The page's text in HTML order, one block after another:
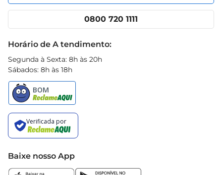
Cencosud Media
App Prezunic
0800 720 1111
Horário de A tendimento:
Segunda à Sexta: 8h às 20h
Sábados: 8h às 18h
Baixe nosso App